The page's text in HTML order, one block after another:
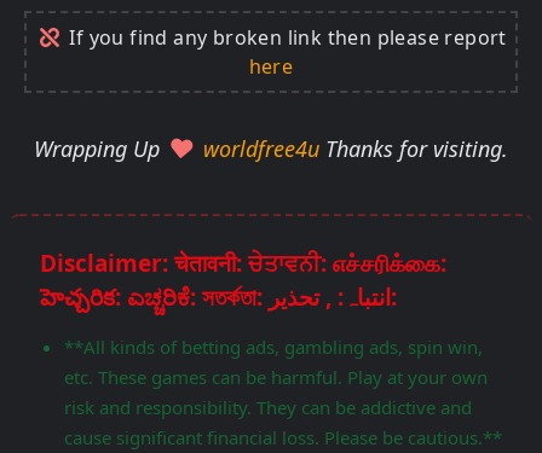
If you find any broken link then please report
here
Wrapping Up worldfree4u Thanks for visiting.
Disclaimer: चेतावनी: ਚੇਤਾਵਨੀ: எச்சரிக்கை:
హెచ్చరిక: ಎಚ್ಚರಿಕೆ: সতর্কতা: انتباہ: , تحذير:
**All kinds of betting ads, gambling ads, spin win,
etc. These games can be harmful. Play at your own
risk and responsibility. They can be addictive and
cause significant financial loss. Please be cautious.**